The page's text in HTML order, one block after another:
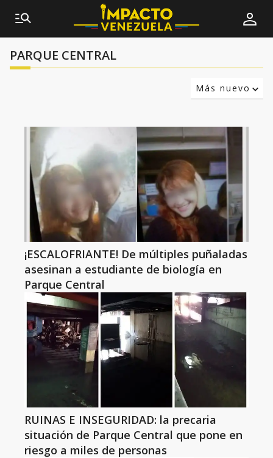
PARQUE CENTRAL
Más nuevo
¡ESCALOFRIANTE! De múltiples puñaladas
asesinan a estudiante de biología en
Parque Central
RUINAS E INSEGURIDAD: la precaria
situación de Parque Central que pone en
riesgo a miles de personas